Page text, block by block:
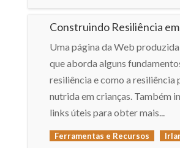
Construindo Resiliência
Uma página da Web
que aborda alguns
resiliência e como a resiliência
nutrida em crianças. Também
links úteis para obter mais...
Ferramentas e Recursos